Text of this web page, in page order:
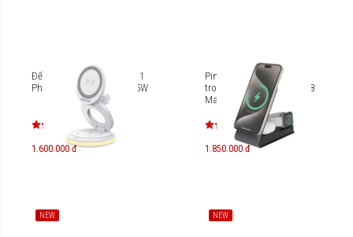
Đế sạc không dây 3 trong 1
Philips DLP9510FB Max 15W
1.600.000 đ
Pin dự phòng từ tính 3
trong 1 Philips DLP6759CB
Max 20W
1.850.000 đ
NEW NEW